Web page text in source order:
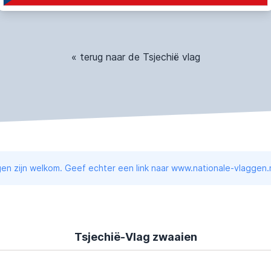
« terug naar de Tsjechië vlag
zijn welkom. Geef echter een link naar www.nationale-
Tsjechië-Vlag zwaaien